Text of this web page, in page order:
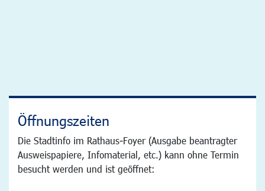
Öffnungszeiten
Die Stadtinfo im Rathaus-Foyer (Ausgabe beantragter
Ausweispapiere, Infomaterial, etc.) kann ohne Termin
besucht werden und ist geöffnet: